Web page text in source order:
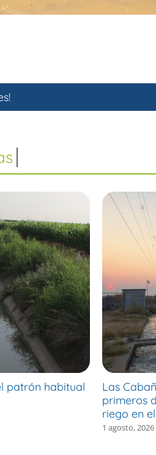
patrón habitual
Las
primeros
riego en
1 agosto, 2026